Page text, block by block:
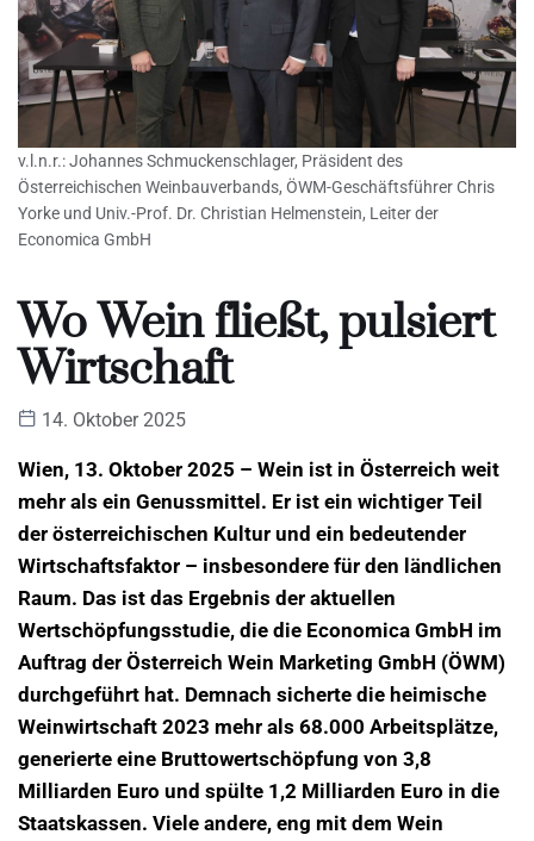
v.l.n.r.: Johannes Schmuckenschlager, Präsident des
Österreichischen Weinbauverbands, ÖWM-Geschäftsführer Chris
Yorke und Univ.-Prof. Dr. Christian Helmenstein, Leiter der
Economica GmbH
Wo Wein fließt, pulsiert
Wirtschaft
14. Oktober 2025
Wien, 13. Oktober 2025 – Wein ist in Österreich weit
mehr als ein Genussmittel. Er ist ein wichtiger Teil
der österreichischen Kultur und ein bedeutender
Wirtschaftsfaktor – insbesondere für den ländlichen
Raum. Das ist das Ergebnis der aktuellen
Wertschöpfungsstudie, die die Economica GmbH im
Auftrag der Österreich Wein Marketing GmbH (ÖWM)
durchgeführt hat. Demnach sicherte die heimische
Weinwirtschaft 2023 mehr als 68.000 Arbeitsplätze,
generierte eine Bruttowertschöpfung von 3,8
Milliarden Euro und spülte 1,2 Milliarden Euro in die
Staatskassen. Viele andere, eng mit dem Wein